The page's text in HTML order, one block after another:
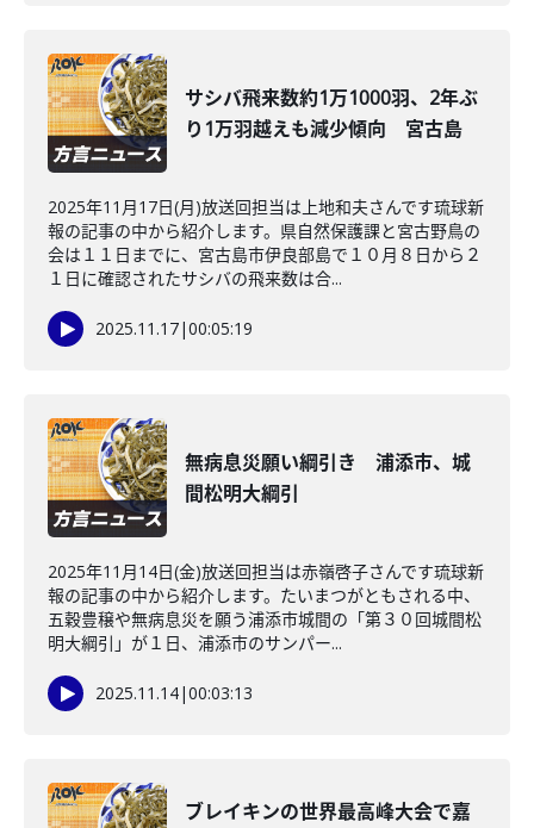
サシバ飛来数約1万1000羽、2年ぶ
り1万羽越えも減少傾向 宮古島
2025年11月17日(月)放送回担当は上地和夫さんです琉球新
報の記事の中から紹介します。県自然保護課と宮古野鳥の
会は１１日までに、宮古島市伊良部島で１０月８日から２
１日に確認されたサシバの飛来数は合...
2025.11.17|00:05:19
無病息災願い綱引き 浦添市、城
間松明大綱引
2025年11月14日(金)放送回担当は赤嶺啓子さんです琉球新
報の記事の中から紹介します。たいまつがともされる中、
五穀豊穣や無病息災を願う浦添市城間の「第３０回城間松
明大綱引」が１日、浦添市のサンパー...
2025.11.14|00:03:13
ブレイキンの世界最高峰大会で嘉